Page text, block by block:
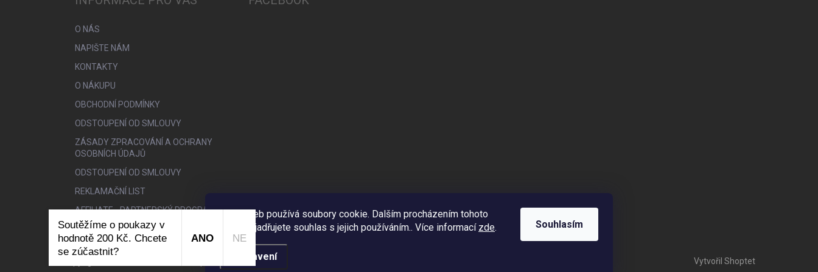
Tento web používá soubory cookie. Dalším procházením tohoto
webu vyjadřujete souhlas s jejich používáním.. Více informací zde.
Nastavení
Souhlasím
O NÁS
NAPIŠTE NÁM
KONTAKTY
O NÁKUPU
OBCHODNÍ PODMÍNKY
ODSTOUPENÍ OD SMLOUVY
ZÁSADY ZPRACOVÁNÍ A OCHRANY
OSOBNÍCH ÚDAJŮ
ODSTOUPENÍ OD SMLOUVY
REKLAMAČNÍ LIST
AFFILIATE - PARTNERSKÝ PROGRAM
Vytvořil Shoptet
. Všechna práva vyhrazena.
Soutěžíme o poukazy v
hodnotě 200 Kč. Chcete
se zúčastnit?
ANO NE